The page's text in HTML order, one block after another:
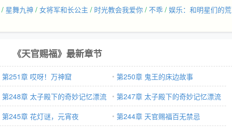
/ 星舞九神 / 女将军和长公主 / 时光教会我爱你 / 不乖 / 娱乐：和明星们的荒
《天官赐福》最新章节
第251章 哎呀！万神窟
第250章 鬼王的床边故事
第248章 太子殿下的奇妙记忆漂流
第247章 太子殿下的奇妙记忆漂流
2
第245章 花灯谜，元宵夜 第244章 天官赐福百无禁忌